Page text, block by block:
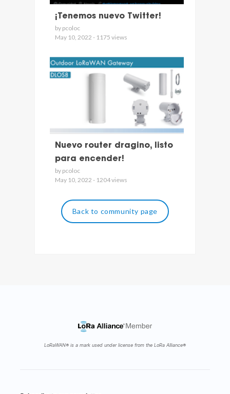
¡Tenemos nuevo Twitter!
by pcoloc
May 10, 2022 - 1175 views
Nuevo router dragino, listo
para encender!
by pcoloc
May 10, 2022 - 1204 views
Back to community page